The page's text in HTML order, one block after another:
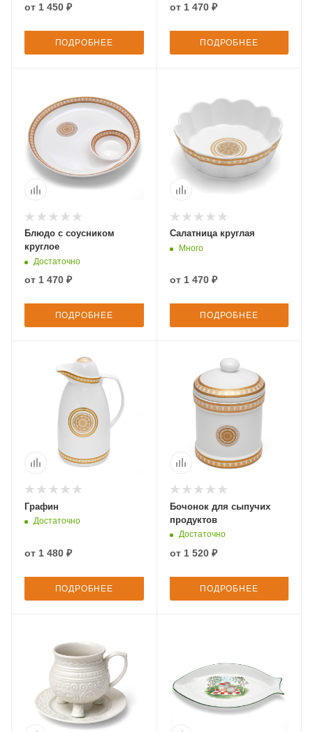
от 1 450 ₽
ПОДРОБНЕЕ
от 1 470 ₽
ПОДРОБНЕЕ
Блюдо с соусником
круглое
Достаточно
от 1 470 ₽
ПОДРОБНЕЕ
Салатница круглая
Много
от 1 470 ₽
ПОДРОБНЕЕ
Графин
Достаточно
от 1 480 ₽
ПОДРОБНЕЕ
Бочонок для сыпучих
продуктов
Достаточно
от 1 520 ₽
ПОДРОБНЕЕ